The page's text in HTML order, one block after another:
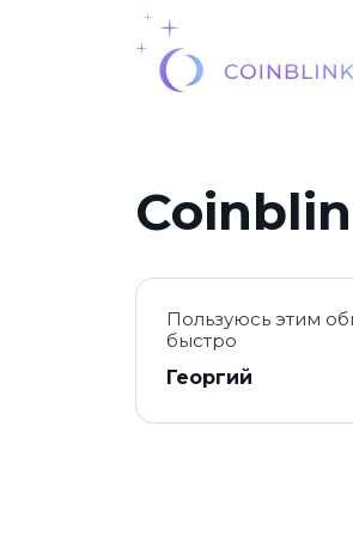
Пользуюсь этим
быстро
Георгий